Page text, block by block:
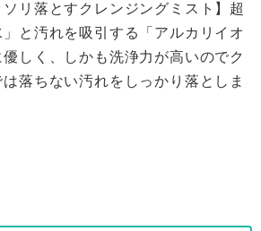
リ落とすクレンジングミスト】超
と汚れを吸引する「アルカリイオ
しく、しかも洗浄力が高いのでク
落ちない汚れをしっかり落としま